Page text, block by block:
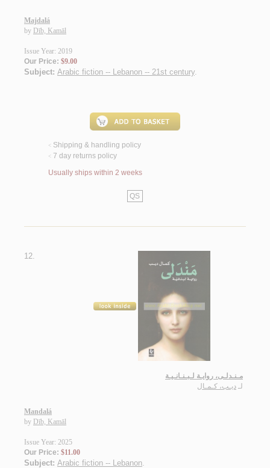
Majdalá
by Dīb, Kamāl
Issue Year: 2019
Our Price: $9.00
Subject: Arabic fiction -- Lebanon -- 21st century.
< Shipping & handling policy
< 7 day returns policy
Usually ships within 2 weeks
QS
12.
مـنـدلـى، روايـة لـبـنـانـيـة
لـ ديـب، كـمـال
Mandalá
by Dīb, Kamāl
Issue Year: 2025
Our Price: $11.00
Subject: Arabic fiction -- Lebanon.